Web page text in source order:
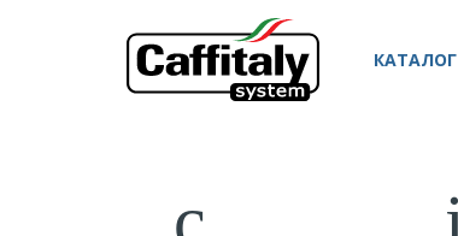
КАТАЛОГ